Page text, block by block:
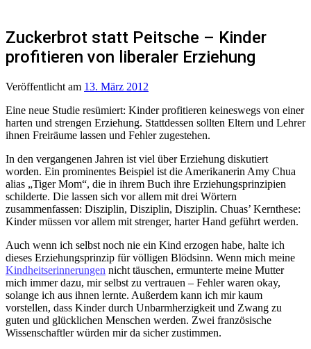
Zuckerbrot statt Peitsche – Kinder
profitieren von liberaler Erziehung
Veröffentlicht am 13. März 2012
Eine neue Studie resümiert: Kinder profitieren keineswegs von einer
harten und strengen Erziehung. Stattdessen sollten Eltern und Lehrer
ihnen Freiräume lassen und Fehler zugestehen.
In den vergangenen Jahren ist viel über Erziehung diskutiert
worden. Ein prominentes Beispiel ist die Amerikanerin Amy Chua
alias „Tiger Mom“, die in ihrem Buch ihre Erziehungsprinzipien
schilderte. Die lassen sich vor allem mit drei Wörtern
zusammenfassen: Disziplin, Disziplin, Disziplin. Chuas’ Kernthese:
Kinder müssen vor allem mit strenger, harter Hand geführt werden.
Auch wenn ich selbst noch nie ein Kind erzogen habe, halte ich
dieses Erziehungsprinzip für völligen Blödsinn. Wenn mich meine
Kindheitserinnerungen nicht täuschen, ermunterte meine Mutter
mich immer dazu, mir selbst zu vertrauen – Fehler waren okay,
solange ich aus ihnen lernte. Außerdem kann ich mir kaum
vorstellen, dass Kinder durch Unbarmherzigkeit und Zwang zu
guten und glücklichen Menschen werden. Zwei französische
Wissenschaftler würden mir da sicher zustimmen.